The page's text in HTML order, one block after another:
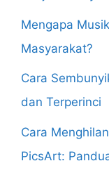
Mengapa
Masyarakat?
Cara
dan Terperinci
Cara
PicsArt: